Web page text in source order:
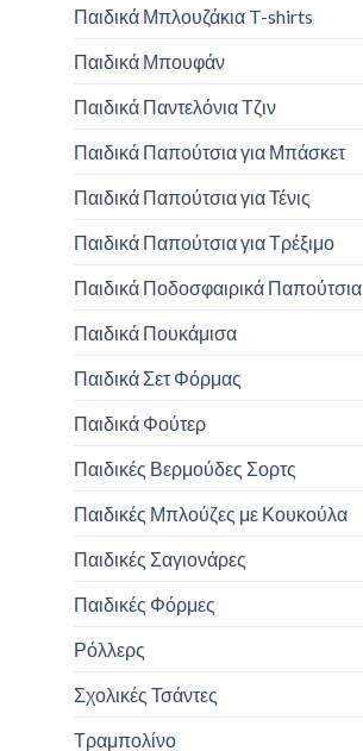
Παιδικά Μπλουζάκια T-shirts
Παιδικά Μπουφάν
Παιδικά Παντελόνια Τζιν
Παιδικά Παπούτσια για Μπάσκετ
Παιδικά Παπούτσια για Τένις
Παιδικά Παπούτσια για Τρέξιμο
Παιδικά Ποδοσφαιρικά Παπούτσια
Παιδικά Πουκάμισα
Παιδικά Σετ Φόρμας
Παιδικά Φούτερ
Παιδικές Βερμούδες Σορτς
Παιδικές Μπλούζες με Κουκούλα
Παιδικές Σαγιονάρες
Παιδικές Φόρμες
Ρόλλερς
Σχολικές Τσάντες
Τραμπολίνο